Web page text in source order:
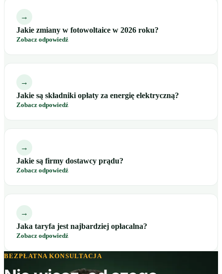
→
Jakie zmiany w fotowoltaice w 2026 roku?
Zobacz odpowiedź
→
Jakie są składniki opłaty za energię elektryczną?
Zobacz odpowiedź
→
Jakie są firmy dostawcy prądu?
Zobacz odpowiedź
→
Jaka taryfa jest najbardziej opłacalna?
Zobacz odpowiedź
BEZPŁATNA KONSULTACJA